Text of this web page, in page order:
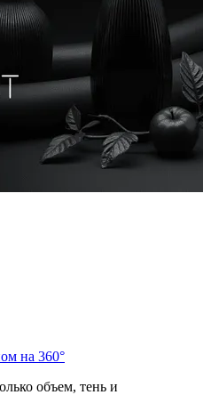
на 360°
объем, тень и